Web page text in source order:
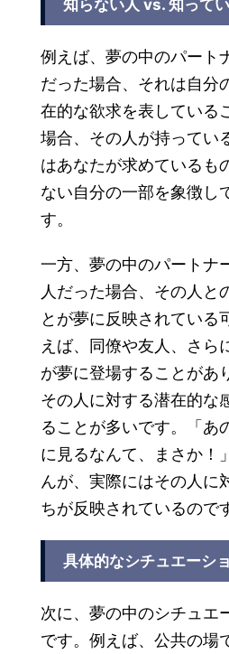
知らない人 vs. 知って
例えば、夢の中のパート
だった場合、それは自分
在的な欲求を表している
場合、その人が持ってい
はあなたが求めているも
ない自分の一部を象徴し
す。
一方、夢の中のパートナ
人だった場合、その人と
とが夢に反映されている
えば、同僚や友人、さら
が夢に登場することがあ
その人に対する潜在的な
ることが多いです。「あ
に見るなんて、まさか！
んが、実際にはその人に
ちが反映されているので
具体的なシチュエーシ
次に、夢の中のシチュエ
です。例えば、公共の場